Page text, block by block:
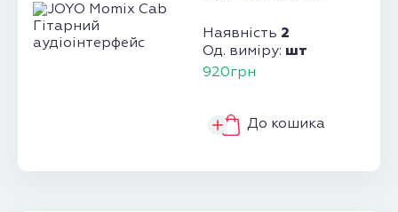
Наявність 2
Од. виміру: шт
920грн
До кошика